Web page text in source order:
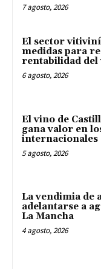
7 agosto, 2026
El sector
medidas para
rentabilidad del
6 agosto, 2026
El vino de
gana valor en
internacionales
5 agosto, 2026
La vendimia de
adelantarse a
La Mancha
4 agosto, 2026